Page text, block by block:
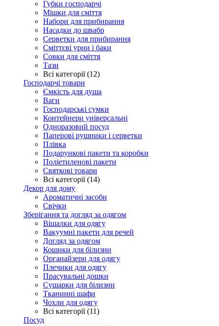
Губки господарчі
Мішки для сміття
Набори для прибирання
Насадки до швабр
Серветки для прибирання
Сміттєві урни і баки
Совки для сміття
Тази
Всі категорії (12)
Господарчі товари
Ємкість для душа
Ваги
Господарські сумки
Контейнери універсальні
Одноразовий посуд
Паперові рушники і серветки
Плівка
Подарункові пакети та коробки
Поліетиленові пакети
Святкові товари
Всі категорії (14)
Декор для дому
Ароматичні засоби
Свічки
Зберігання та догляд за одягом
Вішалки для одягу
Вакуумні пакети для речей
Догляд за одягом
Кошики для білизни
Органайзери для одягу
Плечики для одягу
Прасувальні дошки
Сушарки для білизни
Тканинні шафи
Чохли для одягу
Всі категорії (11)
Посуд